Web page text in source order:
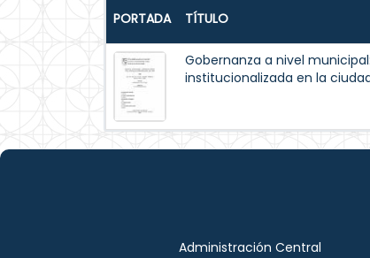
PORTADA TÍTULO
Gobernanza a nivel
institucionalizada en la
Administración Central